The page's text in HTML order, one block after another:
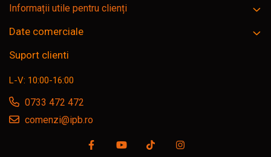
Informații utile pentru clienți
Date comerciale
Suport clienti
L-V: 10:00-16:00
0733 472 472
comenzi@ipb.ro